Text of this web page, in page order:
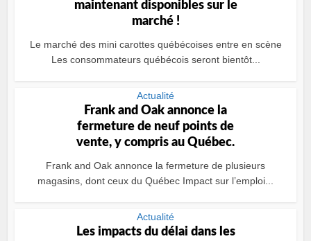
maintenant disponibles sur le
marché !
Le marché des mini carottes québécoises entre en scène
Les consommateurs québécois seront bientôt...
Actualité
Frank and Oak annonce la
fermeture de neuf points de
vente, y compris au Québec.
Frank and Oak annonce la fermeture de plusieurs
magasins, dont ceux du Québec Impact sur l’emploi...
Actualité
Les impacts du délai dans les